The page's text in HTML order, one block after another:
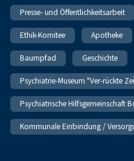
Presse- und Öffentlichkeitsarbeit
Ethik-Komitee Apotheke
Baumpfad Geschichte
Psychiatrie-Museum "Ver-rückte
Psychiatrische Hilfsgemeinschaft
Kommunale Einbindung /